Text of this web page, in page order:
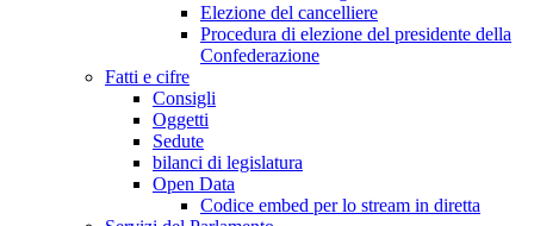
Elezione del cancelliere
Procedura di elezione del presidente della
Confederazione
Fatti e cifre
Consigli
Oggetti
Sedute
bilanci di legislatura
Open Data
Codice embed per lo stream in diretta